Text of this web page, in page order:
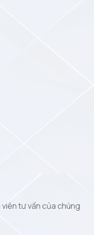
viên tư vấn của chúng